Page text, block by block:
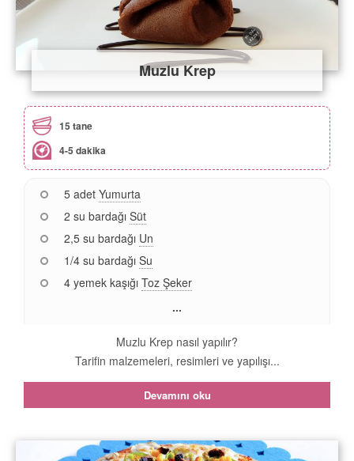
Muzlu Krep
15 tane
4-5 dakika
5 adet Yumurta
2 su bardağı Süt
2,5 su bardağı Un
1/4 su bardağı Su
4 yemek kaşığı Toz Şeker
...
Muzlu Krep nasıl yapılır?
Tarifin malzemeleri, resimleri ve yapılışı...
Devamını oku